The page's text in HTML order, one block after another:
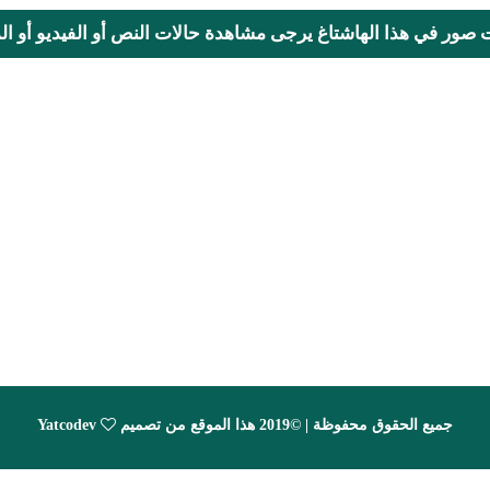
صور في هذا الهاشتاغ يرجى مشاهدة حالات النص أو الفيديو أو
جميع الحقوق محفوظة | ©2019 هذا الموقع من تصميم Yatcodev